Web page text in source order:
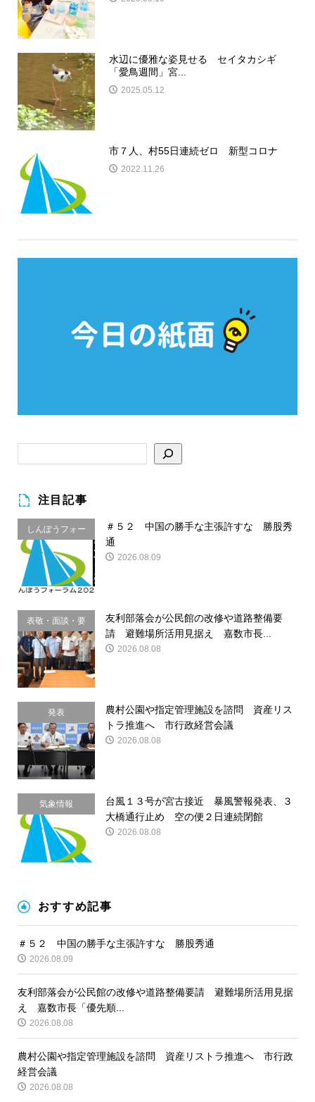
水辺に優雅な姿見せる セイタカシギ
「愛鳥週間」宮...
2025.05.12
市７人、村55日連続ゼロ 新型コロナ
2022.11.26
注目記事
しんぽうフォー
ラム
＃５２ 中国の勝手な主張許すな 勝股秀
通
2026.08.09
表敬・面談・要
請
友利部落会が公民館の改修や道路整備要
請 避難場所活用見据え 嘉数市長...
2026.08.08
発表
農村公園や指定管理施設を諮問 資産リス
トラ推進へ 市行政経営会議
2026.08.08
気象情報
台風１３号が宮古接近 暴風警報発表、３
大橋通行止め 空の便２日連続閉館
2026.08.08
おすすめ記事
＃５２ 中国の勝手な主張許すな 勝股秀通
2026.08.09
友利部落会が公民館の改修や道路整備要請 避難場所活用見据
え 嘉数市長「優先順...
2026.08.08
農村公園や指定管理施設を諮問 資産リストラ推進へ 市行政
経営会議
2026.08.08